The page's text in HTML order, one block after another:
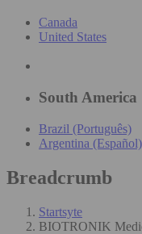
Canada
United States
South America
Brazil (Português)
Argentina (Español)
Breadcrumb
Startsyte
BIOTRONIK